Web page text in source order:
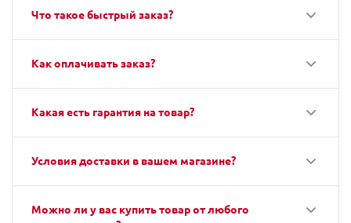
Что такое быстрый заказ?
Как оплачивать заказ?
Какая есть гарантия на товар?
Условия доставки в вашем магазине?
Можно ли у вас купить товар от любого